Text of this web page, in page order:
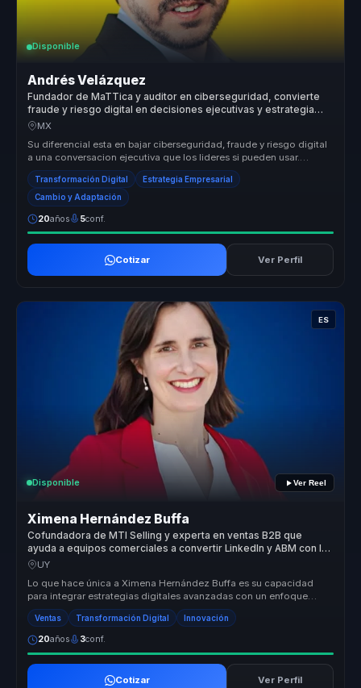
Disponible
Andrés Velázquez
Fundador de MaTTica y auditor en ciberseguridad, convierte
fraude y riesgo digital en decisiones ejecutivas y estrategia
para empresas.
MX
Su diferencial esta en bajar ciberseguridad, fraude y riesgo digital
a una conversacion ejecutiva que los lideres si pueden usar.
Convier...
Transformación Digital Estrategia Empresarial
Cambio y Adaptación
20años 5conf.
Cotizar Ver Perfil
ES
Disponible Ver Reel
Ximena Hernández Buffa
Cofundadora de MTI Selling y experta en ventas B2B que
ayuda a equipos comerciales a convertir LinkedIn y ABM con IA
en negocios medibles.
UY
Lo que hace única a Ximena Hernández Buffa es su capacidad
para integrar estrategias digitales avanzadas con un enfoque
humano en el soci...
Ventas Transformación Digital Innovación
20años 3conf.
Cotizar Ver Perfil